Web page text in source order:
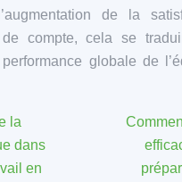
de la
compte, cela se
globale de
la
dans
en